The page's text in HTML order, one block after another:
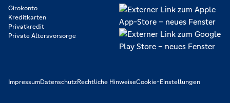
Girokonto
Kreditkarten
Privatkredit
Private Altersvorsorge
ImpressumDatenschutzRechtliche HinweiseCookie-Einstellungen